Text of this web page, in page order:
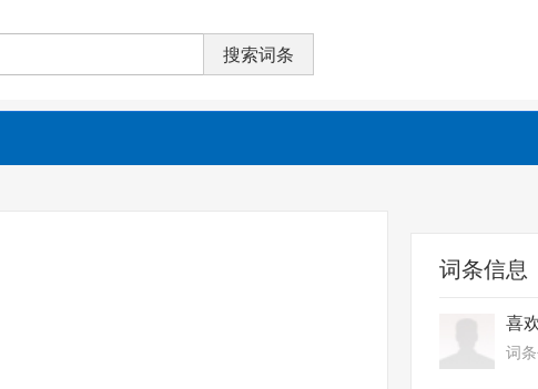
词条信息
喜
词